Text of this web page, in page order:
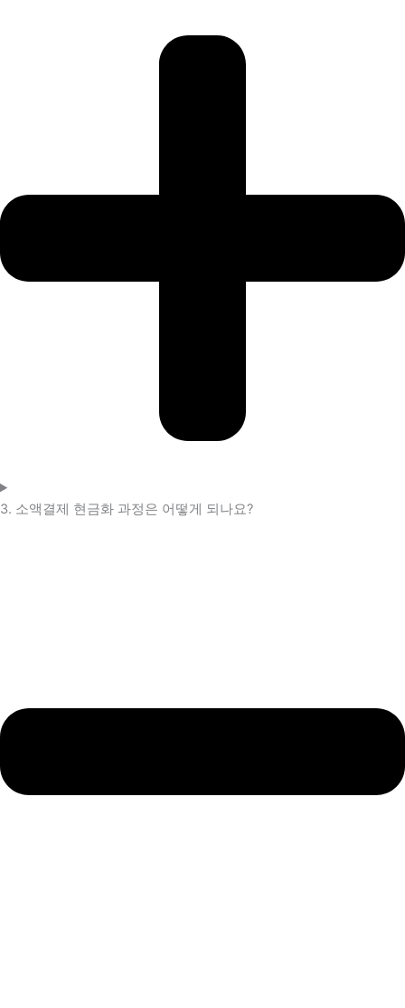
3. 소액결제 현금화 과정은 어떻게 되나요?